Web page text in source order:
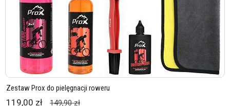
Zestaw Prox do pielęgnacji roweru
119,00 zł 149,90 zł